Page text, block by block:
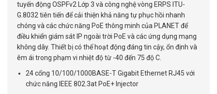
tuyến động OSPFv2 Lớp 3 và công nghệ vòng ERPS ITU-
G.8032 tiên tiến để cải thiện khả năng tự phục hồi nhanh
chóng và các chức năng PoE thông minh của PLANET để
điều khiển giám sát IP ngoài trời PoE và các ứng dụng mạng
không dây. Thiết bị có thể hoạt động đáng tin cậy, ổn định và
êm ái trong phạm vi nhiệt độ từ -40 đến 75 độ C.
24 cổng 10/100/1000BASE-T Gigabit Ethernet RJ45 với
chức năng IEEE 802.3at PoE+ Injector